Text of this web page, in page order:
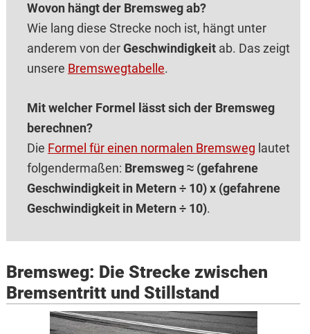
Wovon hängt der Bremsweg ab?
Wie lang diese Strecke noch ist, hängt unter
anderem von derGeschwindigkeitab. Das zeigt
unsere Bremswegtabelle.
Mit welcher Formel lässt sich der Bremsweg
berechnen?
Die Formel für einen normalen Bremsweg lautet
folgendermaßen: Bremsweg ≈ (gefahrene
Geschwindigkeit in Metern ÷ 10) x (gefahrene
Geschwindigkeit in Metern ÷ 10).
Bremsweg: Die Strecke zwischen
Bremsentritt und Stillstand